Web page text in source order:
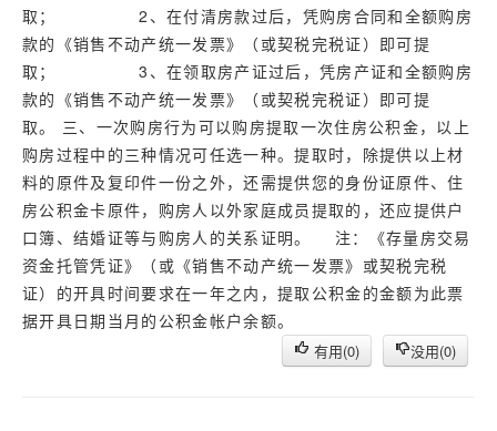
取； 2、在付清房款过后，凭购房合同和全额购房
款的《销售不动产统一发票》（或契税完税证）即可提
取； 3、在领取房产证过后，凭房产证和全额购房
款的《销售不动产统一发票》（或契税完税证）即可提
取。 三、一次购房行为可以购房提取一次住房公积金，以上
购房过程中的三种情况可任选一种。提取时，除提供以上材
料的原件及复印件一份之外，还需提供您的身份证原件、住
房公积金卡原件，购房人以外家庭成员提取的，还应提供户
口簿、结婚证等与购房人的关系证明。 注：《存量房交易
资金托管凭证》（或《销售不动产统一发票》或契税完税
证）的开具时间要求在一年之内，提取公积金的金额为此票
据开具日期当月的公积金帐户余额。
有用(0) 没用(0)